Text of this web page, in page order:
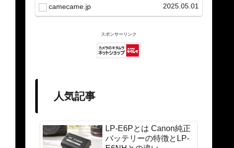
望遠）をカテゴリ別に網羅し、効
種の内部リンク設計で回遊性向上
camecame.jp 2025.05.01
スポンサーリンク
人気記事
LP-E6Pとは Canon純正
バッテリーの特徴とLP-